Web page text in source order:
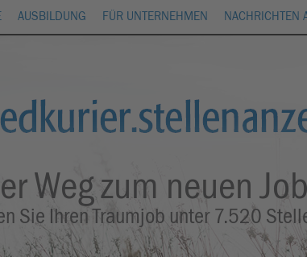
AUSBILDUNG FÜR UNTERNEHMEN NACHRICHTEN
Weg zum neuen Job
Sie Ihren Traumjob unter 7.520